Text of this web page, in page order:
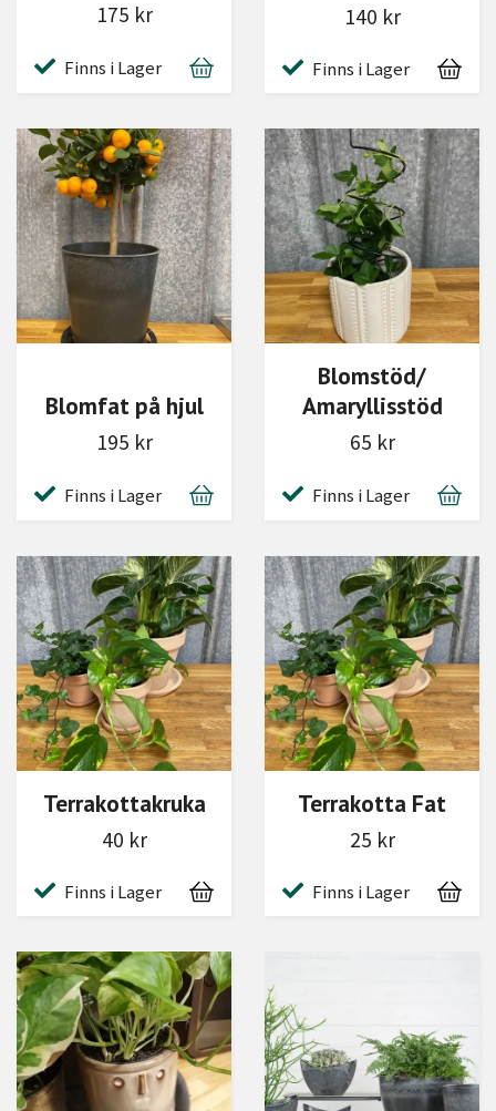
175 kr
Finns i Lager
140 kr
Finns i Lager
Blomfat på hjul
195 kr
Finns i Lager
Blomstöd/
Amaryllisstöd
65 kr
Finns i Lager
Terrakottakruka
40 kr
Finns i Lager
Terrakotta Fat
25 kr
Finns i Lager